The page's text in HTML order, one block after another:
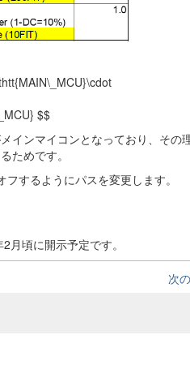
$$
インマイコンとなっており、その
ためです。
するようにパスを変更します。
頃に開示予定です。
次